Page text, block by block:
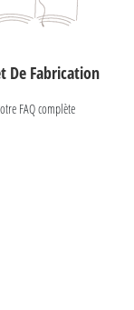
De Fabrication
FAQ complète